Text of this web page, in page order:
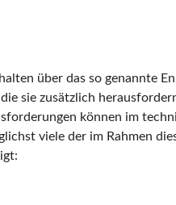
über das so genannte
sie zusätzlich
können im
viele der im Rahmen